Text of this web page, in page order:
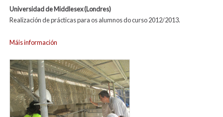
Universidad de Middlesex (Londres)
Realización de prácticas para os alumnos do curso 2012/2013.
Máis información
practicas_oficina_tecnica.jpg